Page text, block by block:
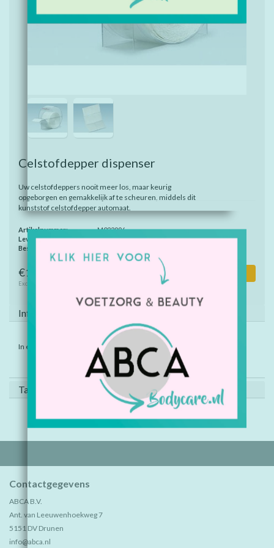
Celstofdepper dispenser
Uw celstofdeppers nooit meer los, maar keurig
opgeborgen en gemakkelijk af te scheuren, middels dit
kunststof celstofdepper automaat.
Artikelnummer:
M022996
Levertijd:
Binnen 2-4 werkdagen
Beschikbaarheid:
€16,95
Excl. btw
Toevoegen aan winkelwagen
Informatie
In een automaat past een rol celstofdeppers.
Tags (0)
Contactgegevens
ABCA B.V.
Ant. van Leeuwenhoekweg 7
5151 DV Drunen
info@abca.nl